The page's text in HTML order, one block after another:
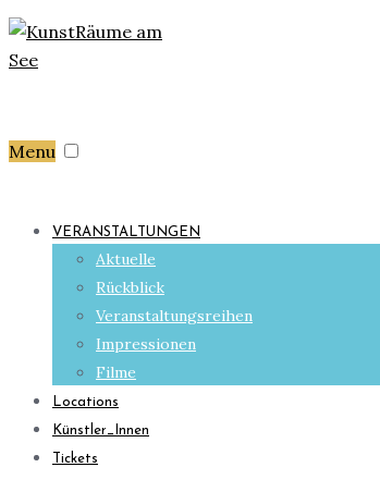
Menu
VERANSTALTUNGEN
Aktuelle
Rückblick
Veranstaltungsreihen
Impressionen
Filme
Locations
Künstler_Innen
Tickets